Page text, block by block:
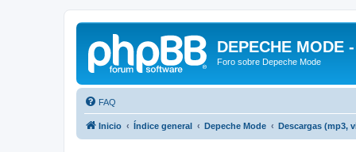
DEPECHE MODE
Foro sobre Depeche Mode
FAQ
Inicio Índice general Depeche Mode Descargas (mp3,